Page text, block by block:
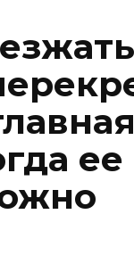
ее